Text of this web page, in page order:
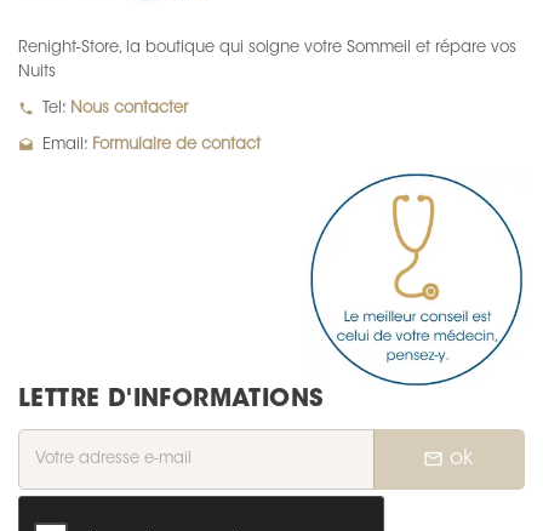
Renight-Store, la boutique qui soigne votre Sommeil et répare vos
Nuits
local_phone Tel: Nous contacter
drafts Email: Formulaire de contact
LETTRE D'INFORMATIONS
mail_outline ok